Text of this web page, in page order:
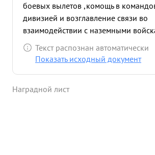
боевых вылетов ,комощь в
дивизией и возглавление связи во
взаимодействии с наземными
станции наведения, и медалью "ЗА
ЗАСЛУГИ" за выслугу лет в Красной
непосредственной находился на
Текст распознан автоматически
Показать исходный документ
Наградной лист